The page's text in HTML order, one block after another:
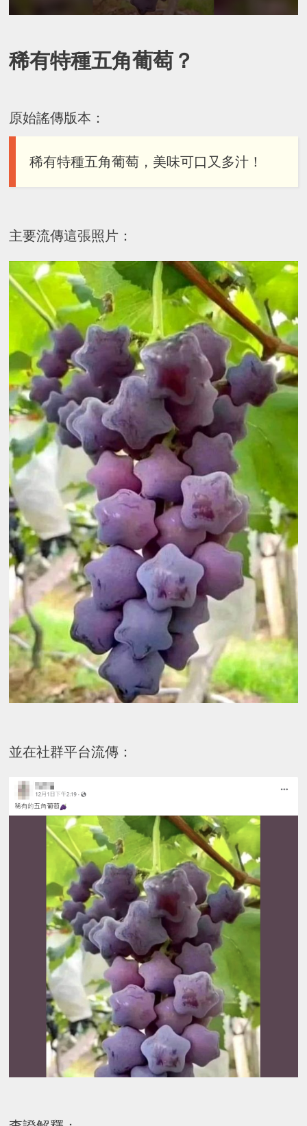
稀有特種五角葡萄？
原始謠傳版本：
稀有特種五角葡萄，美味可口又多汁！
主要流傳這張照片：
並在社群平台流傳：